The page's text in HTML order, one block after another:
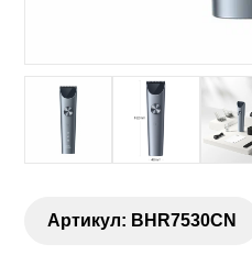
Артикул: BHR7530CN